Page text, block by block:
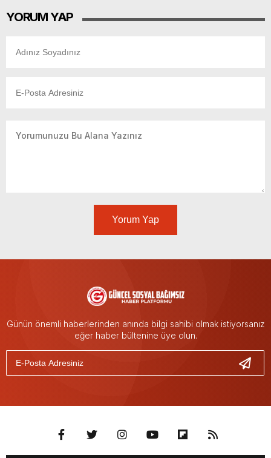
YORUM YAP
Yorum Yap
Günün önemli haberlerinden anında bilgi sahibi olmak istiyorsanız
eğer haber bültenine üye olun.